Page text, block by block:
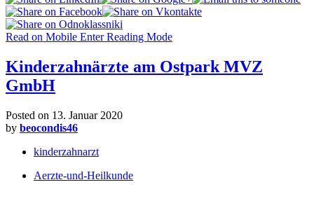
Read on Mobile Enter Reading Mode
Kinderzahnärzte am Ostpark MVZ
GmbH
Posted on 13. Januar 2020
by beocondis46
kinderzahnarzt
Aerzte-und-Heilkunde